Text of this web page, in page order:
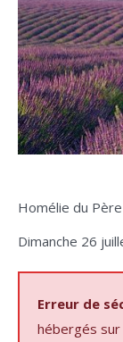
Homélie du
Dimanche 26
Erreur de
hébergés sur